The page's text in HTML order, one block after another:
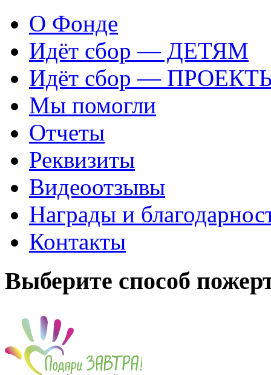
О Фонде
Идёт сбор — ДЕТЯМ
Идёт сбор —
Мы помогли
Отчеты
Реквизиты
Видеоотзывы
Награды и
Контакты
Выберите способ